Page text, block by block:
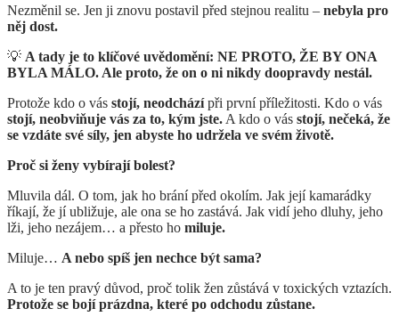
Nezměnil se. Jen ji znovu postavil před stejnou realitu – nebyla pro
něj dost.
💡 A tady je to klíčové uvědomění: NE PROTO, ŽE BY ONA
BYLA MÁLO. Ale proto, že on o ni nikdy doopravdy nestál.
Protože kdo o vás stojí, neodcházípři první příležitosti. Kdo o vás
stojí, neobviňuje vás za to, kým jste. A kdo o vás stojí, nečeká, že
se vzdáte své síly, jen abyste ho udržela ve svém životě.
Proč si ženy vybírají bolest?
Mluvila dál. O tom, jak ho brání před okolím. Jak její kamarádky
říkají, že jí ubližuje, ale ona se ho zastává. Jak vidí jeho dluhy, jeho
lži, jeho nezájem… a přesto ho miluje.
Miluje… A nebo spíš jen nechce být sama?
A to je ten pravý důvod, proč tolik žen zůstává v toxických vztazích.
Protože se bojí prázdna, které po odchodu zůstane.